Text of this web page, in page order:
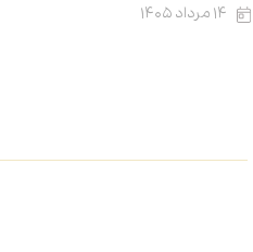
۱۴ مرداد ۱۴۰۵